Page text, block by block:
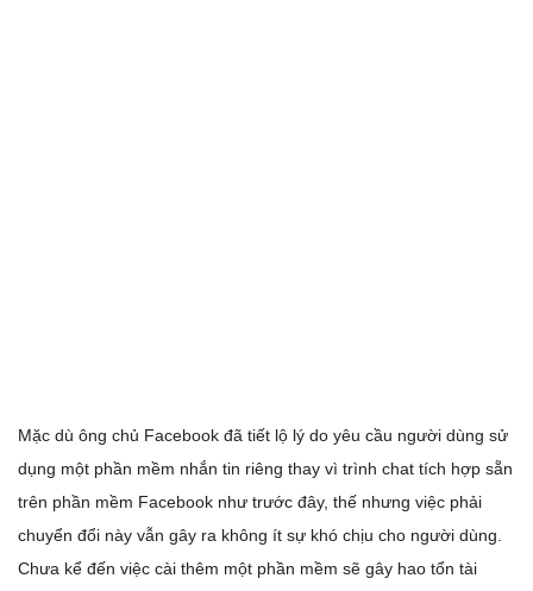
Mặc dù ông chủ Facebook đã tiết lộ lý do yêu cầu người dùng sử
dụng một phần mềm nhắn tin riêng thay vì trình chat tích hợp sẵn
trên phần mềm Facebook như trước đây, thế nhưng việc phải
chuyển đổi này vẫn gây ra không ít sự khó chịu cho người dùng.
Chưa kể đến việc cài thêm một phần mềm sẽ gây hao tổn tài